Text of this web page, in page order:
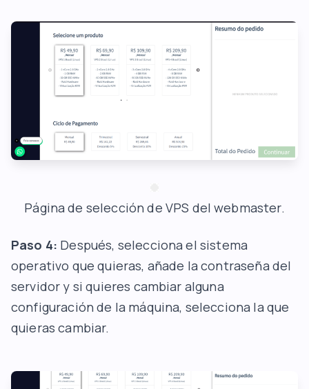
Página de selección de VPS del webmaster.
Paso 4: Después, selecciona el sistema
operativo que quieras, añade la contraseña del
servidor y si quieres cambiar alguna
configuración de la máquina, selecciona la que
quieras cambiar.